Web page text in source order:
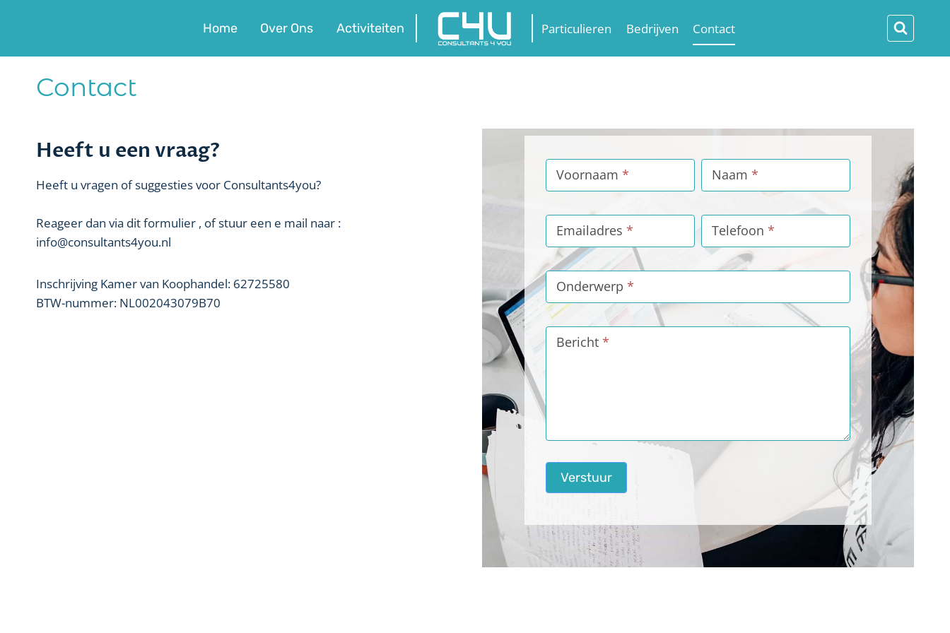
Home Over Ons Activiteiten Particulieren Bedrijven Contact
Contact
Heeft u een vraag?
Heeft u vragen of suggesties voor Consultants4you?
Reageer dan via dit formulier , of stuur een e mail naar :
info@consultants4you.nl
Inschrijving Kamer van Koophandel: 62725580
BTW-nummer: NL002043079B70
n
c
t
O
n
s
Voornaam * Naam *
Emailadres * Telefoon *
Onderwerp *
Bericht *
Verstuur